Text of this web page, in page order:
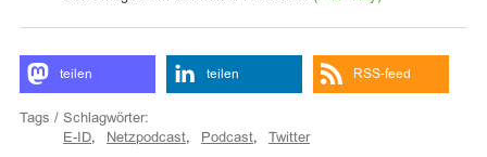
teilen teilen RSS-feed
Tags / Schlagwörter:
E-ID, Netzpodcast, Podcast, Twitter